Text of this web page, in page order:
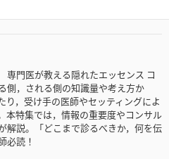
門医が教える隠れたエッセンス コ
側，される側の知識量や考え方か
り，受け手の医師やセッティングによ
本特集では，情報の重要度やコンサル
解説。「どこまで診るべきか，何を伝
必読！